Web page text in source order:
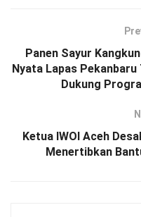
Panen Sayur
Nyata Lapas
Dukung
Ketua IWOI Aceh
Menertibkan